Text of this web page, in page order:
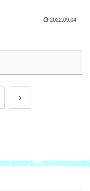
2022.09.04
次